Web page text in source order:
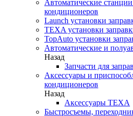
Автоматические
кондиционеров
Launch установки
TEXA установки
TopAuto установки
Автоматические и
Назад
Запчасти для
Аксессуары и
кондиционеров
Назад
Аксессуары TEXA
Быстросъемы,